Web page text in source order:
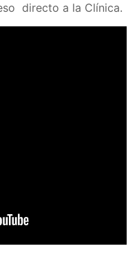
directo a la Clínica.